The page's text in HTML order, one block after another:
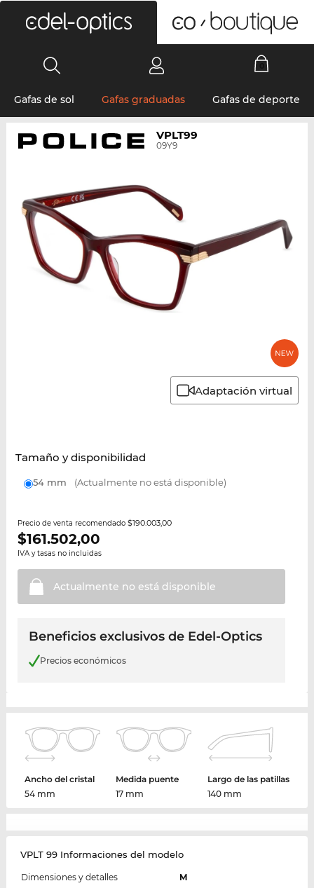
Gafas de sol Gafas graduadas Gafas de deporte
VPLT99
09Y9
Adaptación virtual
Tamaño y disponibilidad
54 mm (Actualmente no está disponible)
Precio de venta recomendado $190.003,00
$161.502,00
IVA y tasas no incluidas
Actualmente no está disponible
Beneficios exclusivos de Edel-Optics
Precios económicos
Ancho del cristal
54 mm
Medida puente
17 mm
Largo de las patillas
140 mm
VPLT 99 Informaciones del modelo
Dimensiones y detalles
M